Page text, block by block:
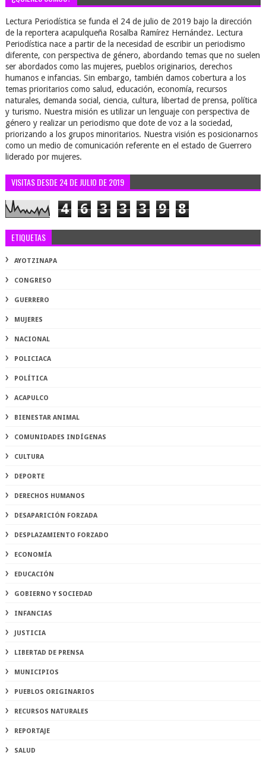
Lectura Periodística se funda el 24 de julio de 2019 bajo la dirección
de la reportera acapulqueña Rosalba Ramírez Hernández. Lectura
Periodística nace a partir de la necesidad de escribir un periodismo
diferente, con perspectiva de género, abordando temas que no suelen
ser abordados como las mujeres, pueblos originarios, derechos
humanos e infancias. Sin embargo, también damos cobertura a los
temas prioritarios como salud, educación, economía, recursos
naturales, demanda social, ciencia, cultura, libertad de prensa, política
y turismo. Nuestra misión es utilizar un lenguaje con perspectiva de
género y realizar un periodismo que dote de voz a la sociedad,
priorizando a los grupos minoritarios. Nuestra visión es posicionarnos
como un medio de comunicación referente en el estado de Guerrero
liderado por mujeres.
VISITAS DESDE 24 DE JULIO DE 2019
4 6 3 3 3 9 8
ETIQUETAS
AYOTZINAPA
CONGRESO
GUERRERO
MUJERES
NACIONAL
POLICIACA
POLÍTICA
ACAPULCO
BIENESTAR ANIMAL
COMUNIDADES INDÍGENAS
CULTURA
DEPORTE
DERECHOS HUMANOS
DESAPARICIÓN FORZADA
DESPLAZAMIENTO FORZADO
ECONOMÍA
EDUCACIÓN
GOBIERNO Y SOCIEDAD
INFANCIAS
JUSTICIA
LIBERTAD DE PRENSA
MUNICIPIOS
PUEBLOS ORIGINARIOS
RECURSOS NATURALES
REPORTAJE
SALUD